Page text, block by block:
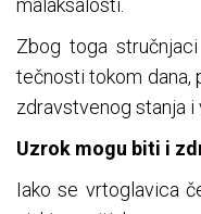
malaksalosti.
Zbog toga
tečnosti tokom dana,
zdravstvenog stanja i
Uzrok mogu biti i
Iako se vrtoglavica